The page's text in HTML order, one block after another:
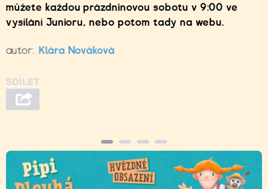
můžete každou prázdninovou sobotu v 9:00 ve
vysílání Junioru, nebo potom tady na webu.
autor: Klára Nováková